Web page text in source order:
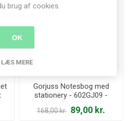
Gorjuss Notesbog med
stationery - 602GJ09 -
168,00 kr. 89,00 kr.
brug af cookies.
OK
LÆS MERE